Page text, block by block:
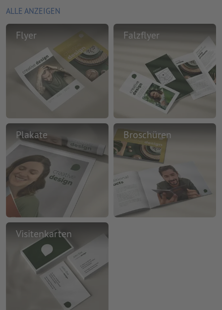
ALLE ANZEIGEN
Flyer Falzflyer
Plakate Broschüren
Visitenkarten